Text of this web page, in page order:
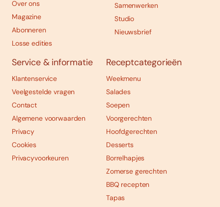
Over ons
Magazine
Abonneren
Losse edities
Samenwerken
Studio
Nieuwsbrief
Service & informatie
Klantenservice
Veelgestelde vragen
Contact
Algemene voorwaarden
Privacy
Cookies
Privacyvoorkeuren
Receptcategorieën
Weekmenu
Salades
Soepen
Voorgerechten
Hoofdgerechten
Desserts
Borrelhapjes
Zomerse gerechten
BBQ recepten
Tapas